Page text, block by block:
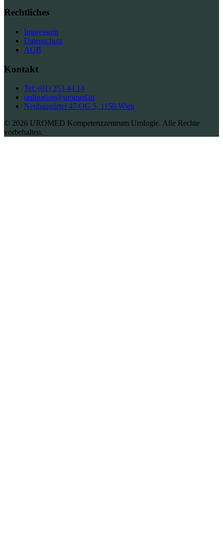
Rechtliches
Impressum
Datenschutz
AGB
Kontakt
Tel: (01) 353 44 14
ordination@uromed.at
Neubaugürtel 47/OG.5, 1150 Wien
© 2026 UROMED Kompetenzzentrum Urologie. Alle Rechte
vorbehalten.